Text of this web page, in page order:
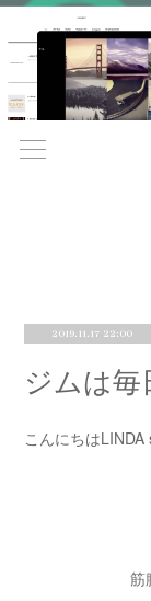
2019.11.17 22:00
ジムは毎
こんにちは
筋